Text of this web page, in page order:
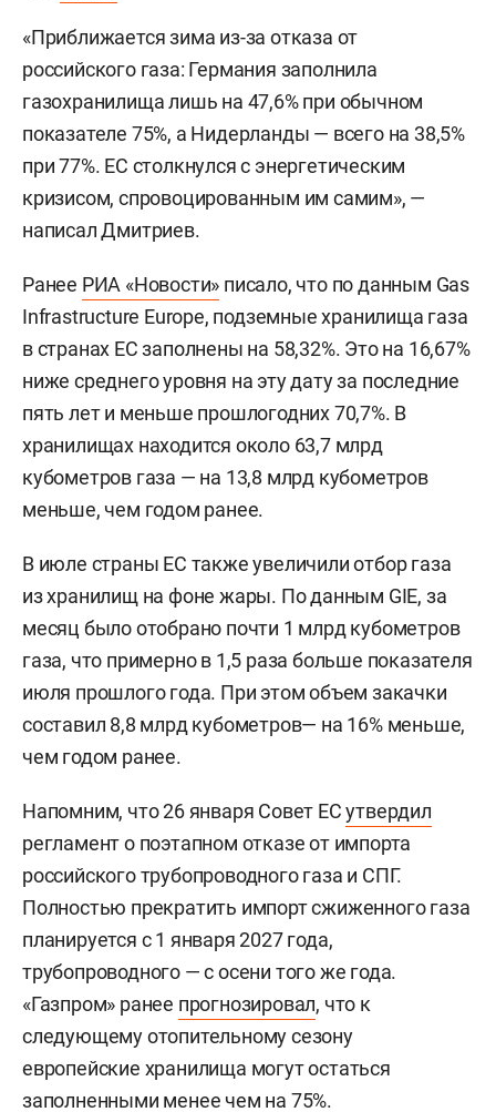
«Приближается зима из-за отказа от
российского газа: Германия заполнила
газохранилища лишь на 47,6% при обычном
показателе 75%, а Нидерланды — всего на 38,5%
при 77%. ЕС столкнулся с энергетическим
кризисом, спровоцированным им самим», —
написал Дмитриев.
Ранее РИА «Новости» писало, что по данным Gas
Infrastructure Europe, подземные хранилища газа
в странах ЕС заполнены на 58,32%. Это на 16,67%
ниже среднего уровня на эту дату за последние
пять лет и меньше прошлогодних 70,7%. В
хранилищах находится около 63,7 млрд
кубометров газа — на 13,8 млрд кубометров
меньше, чем годом ранее.
В июле страны ЕС также увеличили отбор газа
из хранилищ на фоне жары. По данным GIE, за
месяц было отобрано почти 1 млрд кубометров
газа, что примерно в 1,5 раза больше показателя
июля прошлого года. При этом объем закачки
составил 8,8 млрд кубометров— на 16% меньше,
чем годом ранее.
Напомним, что 26 января Совет ЕСутвердил
регламент о поэтапном отказе от импорта
российского трубопроводного газа и СПГ.
Полностью прекратить импорт сжиженного газа
планируется с 1 января 2027 года,
трубопроводного — с осени того же года.
«Газпром» ранее прогнозировал, что к
следующему отопительному сезону
европейские хранилища могут остаться
заполненными менее чем на 75%.